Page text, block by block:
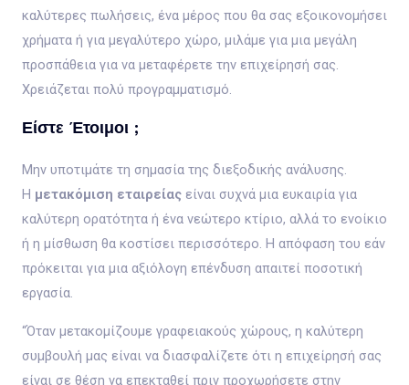
καλύτερες πωλήσεις, ένα μέρος που θα σας εξοικονομήσει
χρήματα ή για μεγαλύτερο χώρο, μιλάμε για μια μεγάλη
προσπάθεια για να μεταφέρετε την επιχείρησή σας.
Χρειάζεται πολύ προγραμματισμό.
Είστε Έτοιμοι ;
Μην υποτιμάτε τη σημασία της διεξοδικής ανάλυσης.
Η μετακόμιση εταιρείας είναι συχνά μια ευκαιρία για
καλύτερη ορατότητα ή ένα νεώτερο κτίριο, αλλά το ενοίκιο
ή η μίσθωση θα κοστίσει περισσότερο. Η απόφαση του εάν
πρόκειται για μια αξιόλογη επένδυση απαιτεί ποσοτική
εργασία.
“Όταν μετακομίζουμε γραφειακούς χώρους, η καλύτερη
συμβουλή μας είναι να διασφαλίζετε ότι η επιχείρησή σας
είναι σε θέση να επεκταθεί πριν προχωρήσετε στην